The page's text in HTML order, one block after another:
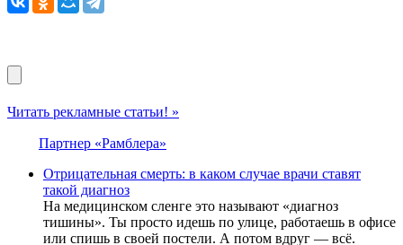
Читать рекламные статьи! »
Партнер «Рамблера»
Отрицательная смерть: в каком случае врачи ставят
такой диагноз
На медицинском сленге это называют «диагноз
тишины». Ты просто идешь по улице, работаешь в офисе
или спишь в своей постели. А потом вдруг — всё.